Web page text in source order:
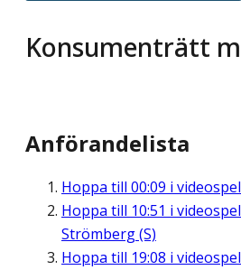
Konsumenträtt
Anförandelista
Hoppa till 00:09 i
Hoppa till 10:51 i
Strömberg (S)
Hoppa till 19:08 i